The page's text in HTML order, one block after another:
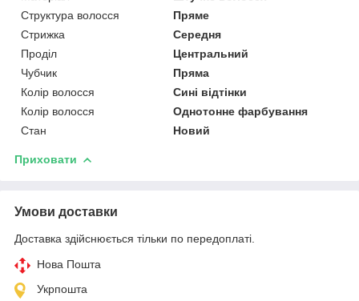
Структура волосся
Пряме
Стрижка
Середня
Проділ
Центральний
Чубчик
Пряма
Колір волосся
Сині відтінки
Колір волосся
Однотонне фарбування
Стан
Новий
Приховати
Умови доставки
Доставка здійснюється тільки по передоплаті.
Нова Пошта
Укрпошта